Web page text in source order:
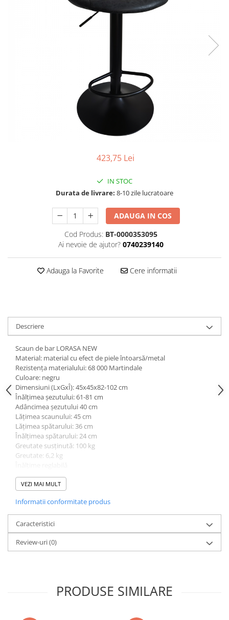
Seturi masa +scaune dining
Seturi dormitoare complete
Suporturi saltea/Somiere/Gratii
423,75 Lei
IN STOC
Durata de livrare: 8-10 zile lucratoare
ADAUGA IN COS
Cod Produs: BT-0000353095
Ai nevoie de ajutor? 0740239140
Adauga la Favorite Cere informatii
Descriere
Scaun de bar LORASA NEW
Material: material cu efect de piele întoarsă/metal
Rezistenţa materialului: 68 000 Martindale
Culoare: negru
Dimensiuni (LxGxÎ): 45x45x82-102 cm
Înălţimea şezutului: 61-81 cm
Adâncimea şezutului 40 cm
Lăţimea scaunului: 45 cm
Lăţimea spătarului: 36 cm
Înălţimea spătarului: 24 cm
Greutate susţinută: 100 kg
Greutate: 6,2 kg
Scaun pivotant
Se livrează demontat
VEZI MAI MULT
Informatii conformitate produs
Caracteristici
Review-uri(0)
PRODUSE SIMILARE